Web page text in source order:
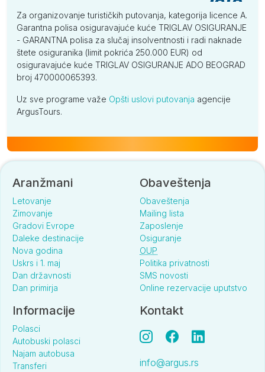
Za organizovanje turističkih putovanja, kategorija licence A.
Garantna polisa osiguravajuće kuće TRIGLAV OSIGURANJE
- GARANTNA polisa za slučaj insolventnosti i radi naknade
štete osiguranika (limit pokrića 250.000 EUR) od
osiguravajuće kuće TRIGLAV OSIGURANJE ADO BEOGRAD
broj 470000065393.
Uz sve programe važe Opšti uslovi putovanja agencije
ArgusTours.
Aranžmani
Letovanje
Zimovanje
Gradovi Evrope
Daleke destinacije
Nova godina
Uskrs i 1. maj
Dan državnosti
Dan primirja
Obaveštenja
Obaveštenja
Mailing lista
Zaposlenje
Osiguranje
OUP
Politika privatnosti
SMS novosti
Online rezervacije uputstvo
Informacije
Polasci
Autobuski polasci
Najam autobusa
Transferi
Kontakt
info@argus.rs